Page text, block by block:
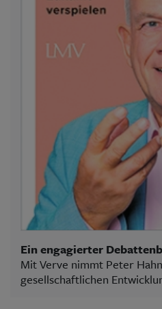
Ein engagierter
Mit Verve nimmt Peter
gesellschaftlichen